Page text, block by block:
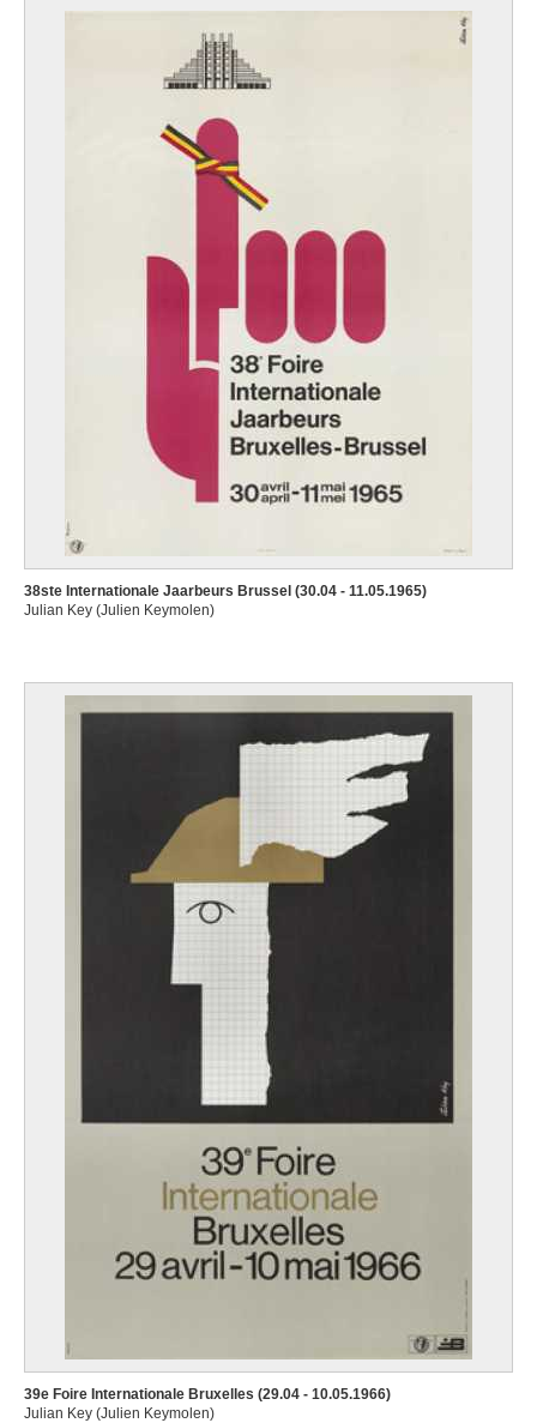
38ste Internationale Jaarbeurs Brussel (30.04 - 11.05.1965)
Julian Key (Julien Keymolen)
39e Foire Internationale Bruxelles (29.04 - 10.05.1966)
Julian Key (Julien Keymolen)